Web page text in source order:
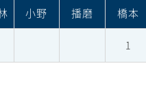
小野 播磨 橋本
1